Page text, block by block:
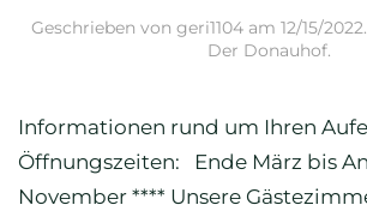
Geschrieben von geri1104am 12/15/2022
Der Donauhof.
Informationen rund um Ihren
Öffnungszeiten: Ende März bis
November **** Unsere